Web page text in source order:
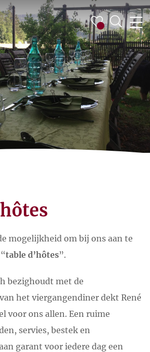
mogelijkheid om bij ons aan te
table d’hôtes”.
bezighoudt met de
het viergangendiner dekt René
voor ons allen. Een ruime
servies, bestek en
garant voor iedere dag een